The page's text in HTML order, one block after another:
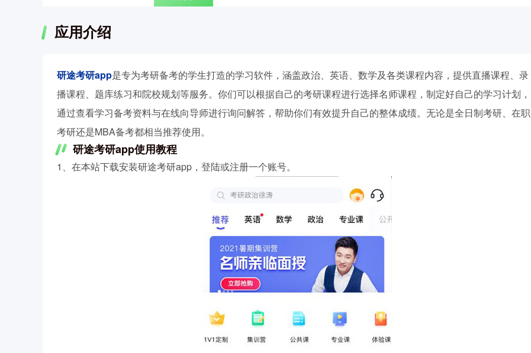
应用介绍
研途考研app是专为考研备考的学生打造的学习软件，涵盖政治、英语、数学及各类课程内容，提供直播课程、录
播课程、题库练习和院校规划等服务。你们可以根据自己的考研课程进行选择名师课程，制定好自己的学习计划，
通过查看学习备考资料与在线向导师进行询问解答，帮助你们有效提升自己的整体成绩。无论是全日制考研、在职
考研还是MBA备考都相当推荐使用。
研途考研app使用教程
1、在本站下载安装研途考研app，登陆或注册一个账号。